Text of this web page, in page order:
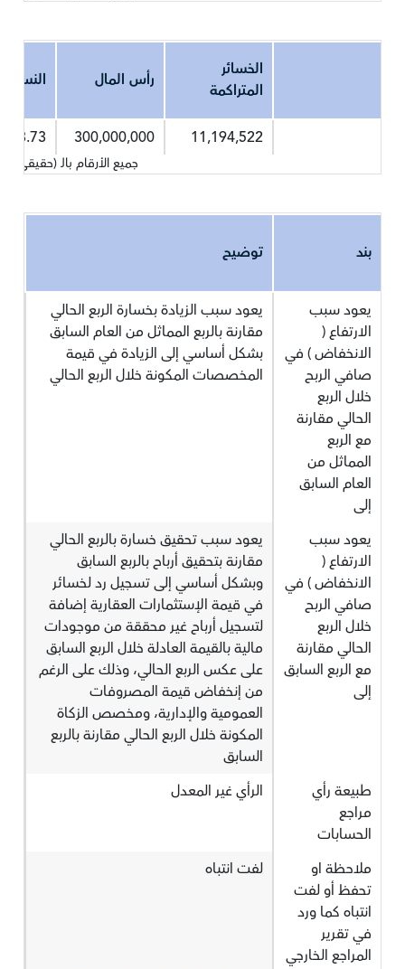
الخسائر
المتراكمة
رأس المال النسبة
11,194,522
300,000,000
3.73
جميع الأرقام بالـ (حقيقي)
بند توضيح
يعود سبب
الارتفاع (
الانخفاض ) في
صافي الربح
خلال الربع
الحالي مقارنة
مع الربع
المماثل من
العام السابق
إلى
يعود سبب الزيادة بخسارة الربع الحالي
مقارنة بالربع المماثل من العام السابق
بشكل أساسي إلى الزيادة في قيمة
المخصصات المكونة خلال الربع الحالي
يعود سبب
الارتفاع (
الانخفاض ) في
صافي الربح
خلال الربع
الحالي مقارنة
مع الربع السابق
إلى
يعود سبب تحقيق خسارة بالربع الحالي
مقارنة بتحقيق أرباح بالربع السابق
وبشكل أساسي إلى تسجيل رد لخسائر
في قيمة الإستثمارات العقارية إضافة
لتسجيل أرباح غير محققة من موجودات
مالية بالقيمة العادلة خلال الربع السابق
على عكس الربع الحالي، وذلك على الرغم
من إنخفاض قيمة المصروفات
العمومية والإدارية، ومخصص الزكاة
المكونة خلال الربع الحالي مقارنة بالربع
السابق
طبيعة رأي
مراجع
الحسابات
الرأي غير المعدل
ملاحظة او
تحفظ أو لفت
انتباه كما ورد
في تقرير
المراجع الخارجي
لفت انتباه